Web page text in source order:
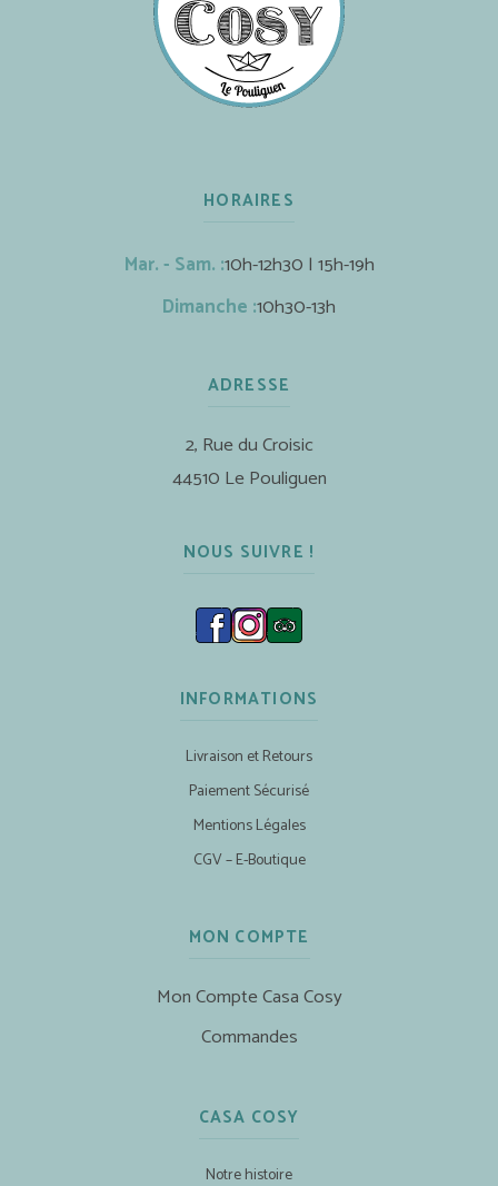
HORAIRES
Mar. - Sam. :10h-12h30 | 15h-19h
Dimanche :10h30-13h
ADRESSE
2, Rue du Croisic
44510 Le Pouliguen
NOUS SUIVRE !
INFORMATIONS
Livraison et Retours
Paiement Sécurisé
Mentions Légales
CGV – E-Boutique
MON COMPTE
Mon Compte Casa Cosy
Commandes
CASA COSY
Notre histoire